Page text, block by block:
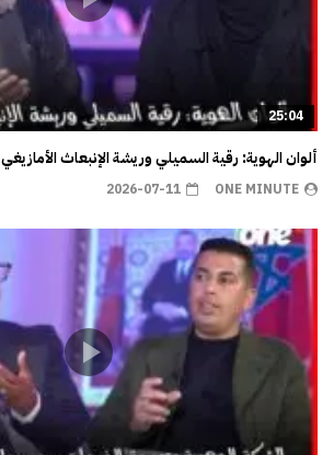
25:04
ألوان الهوية: رقية السميلي وريشة الإنبعاث الأمازيغي
ONE MINUTE
2026-07-11